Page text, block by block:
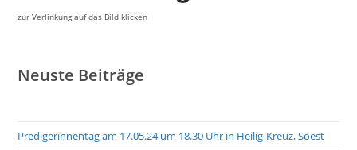
zur Verlinkung auf das Bild klicken
Neuste Beiträge
Predigerinnentag am 17.05.24 um 18.30 Uhr in Heilig-Kreuz, Soest